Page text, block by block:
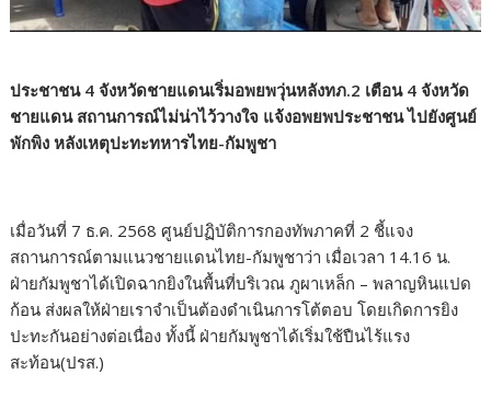
ประชาชน 4 จังหวัดชายแดนเริ่มอพยพวุ่นหลังทภ.2 เตือน 4 จังหวัด
ชายแดน สถานการณ์ไม่น่าไว้วางใจ แจ้งอพยพประชาชน ไปยังศูนย์
พักพิง หลังเหตุปะทะทหารไทย-กัมพูชา
เมื่อวันที่ 7 ธ.ค. 2568 ศูนย์ปฏิบัติการกองทัพภาคที่ 2 ชี้แจง
สถานการณ์ตามแนวชายแดนไทย-กัมพูชาว่า เมื่อเวลา 14.16 น.
ฝ่ายกัมพูชาได้เปิดฉากยิงในพื้นที่บริเวณ ภูผาเหล็ก – พลาญหินแปด
ก้อน ส่งผลให้ฝ่ายเราจำเป็นต้องดำเนินการโต้ตอบ โดยเกิดการยิง
ปะทะกันอย่างต่อเนื่อง ทั้งนี้ ฝ่ายกัมพูชาได้เริ่มใช้ปืนไร้แรง
สะท้อน(ปรส.)